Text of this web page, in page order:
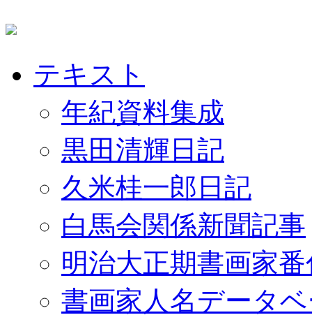
テキスト
年紀資料集成
黒田清輝日記
久米桂一郎日記
白馬会関係新聞記事
明治大正期書画家
書画家人名データ